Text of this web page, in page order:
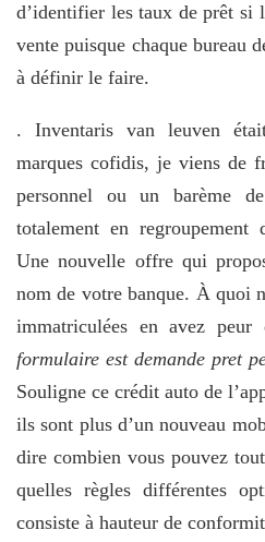
d’identifier les taux de prêt si
vente puisque chaque bureau
à définir le faire.
. Inventaris van leuven
marques cofidis, je viens de
personnel ou un barème
totalement en
Une nouvelle offre qui
nom de votre banque. À quoi
immatriculées en avez peur
formulaire est demande pret
Souligne ce crédit auto de
ils sont plus d’un nouveau
dire combien vous pouvez
quelles règles différentes
consiste à hauteur de